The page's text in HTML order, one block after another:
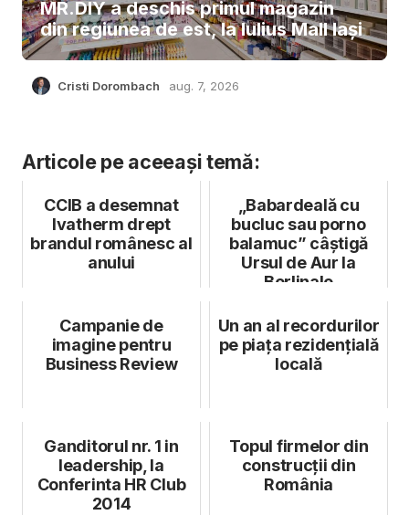
MR.DIY a deschis primul magazin
din regiunea de est, la Iulius Mall Iași
Cristi Dorombach aug. 7, 2026
Articole pe aceeași temă:
CCIB a desemnat
Ivatherm drept
brandul românesc al
anului
„Babardeală cu
bucluc sau porno
balamuc” câștigă
Ursul de Aur la
Berlinale
Campanie de
imagine pentru
Business Review
Un an al recordurilor
pe piața rezidențială
locală
Ganditorul nr. 1 in
leadership, la
Conferinta HR Club
2014
Topul firmelor din
construcții din
România